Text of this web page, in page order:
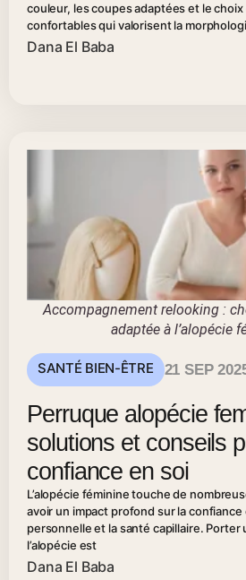
couleur, les coupes adaptées et le
confortables qui valorisent la
Dana El Baba
Accompagnement relooking :
adaptée à l’alopécie
SANTÉ BIEN-ÊTRE 21 SEP
Perruque alopécie
solutions et conseils
confiance en soi
L’alopécie féminine touche de
avoir un impact profond sur la confiance
personnelle et la santé capillaire.
l’alopécie est
Dana El Baba